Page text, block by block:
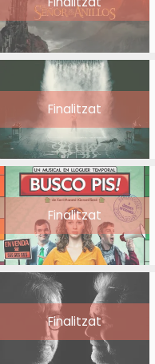
Finalitzat
Finalitzat
Finalitzat